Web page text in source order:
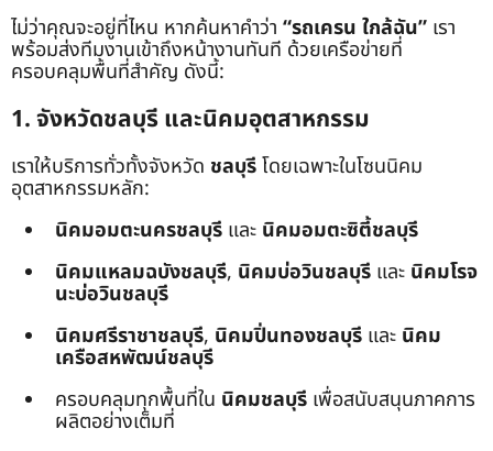
ไม่ว่าคุณจะอยู่ที่ไหน หากค้นหาคำว่า “รถเครน ใกล้ฉัน” เรา
พร้อมส่งทีมงานเข้าถึงหน้างานทันที ด้วยเครือข่ายที่
ครอบคลุมพื้นที่สำคัญ ดังนี้:
1. จังหวัดชลบุรี และนิคมอุตสาหกรรม
เราให้บริการทั่วทั้งจังหวัด ชลบุรีโดยเฉพาะในโซนนิคม
อุตสาหกรรมหลัก:
นิคมอมตะนครชลบุรี และ นิคมอมตะซิตี้ชลบุรี
นิคมแหลมฉบังชลบุรี, นิคมบ่อวินชลบุรี และ นิคมโรจ
นะบ่อวินชลบุรี
นิคมศรีราชาชลบุรี, นิคมปิ่นทองชลบุรี และ นิคม
เครือสหพัฒน์ชลบุรี
ครอบคลุมทุกพื้นที่ใน นิคมชลบุรี เพื่อสนับสนุนภาคการ
ผลิตอย่างเต็มที่